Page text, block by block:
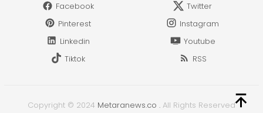
Facebook
Twitter
Pinterest
Instagram
Linkedin
Youtube
Tiktok
RSS
Copyright © 2024 Metaranews.co . All Rights Reserved